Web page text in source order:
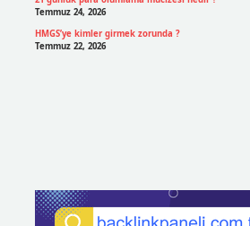
Temmuz 24, 2026
HMGS’ye kimler girmek zorunda ?
Temmuz 22, 2026